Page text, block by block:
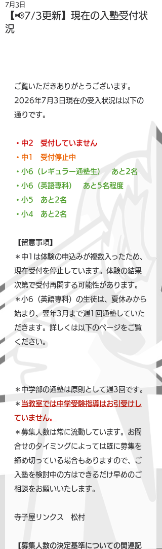
【📢7/3更新】現在の入塾受付状
況
7月3日
ご覧いただきありがとうございます。
2026年7月3日現在の受入状況は以下の
通りです。
・中2　受付していません
・中1　受付停止中
・小6（レギュラー通塾生）　あと2名
・小6（英語専科）　あと5名程度
・小5　あと2名
・小4　あと2名
【留意事項】
＊中1は体験の申込みが複数入ったため、
現在受付を停止しています。体験の結果
次第で受付再開する可能性があります。
＊小6（英語専科）の生徒は、夏休みから
始まり、翌年3月まで週1回通塾していた
だきます。詳しくは以下のページをご覧
ください。
＊中学部の通塾は原則として週3回です。
＊ 当教室では中学受験指導はお引受けし
ていません。
＊募集人数は常に流動しています。お問
合せのタイミングによっては既に募集を
締め切っている場合もありますので、ご
入塾を検討中の方はできるだけ早めのご
相談をお願いいたします。
寺子屋リンクス　松村
【募集人数の決定基準についての関連記